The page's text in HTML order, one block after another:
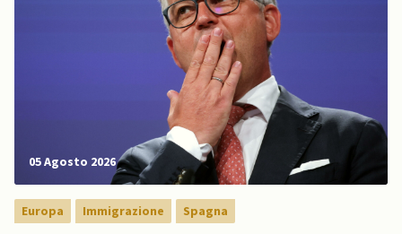
05 Agosto 2026
Europa Immigrazione Spagna